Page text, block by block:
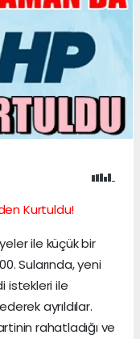
Kurtuldu!
ile küçük bir
Sularında, yeni
istekleri ile
ayrıldılar.
rahatladığı ve